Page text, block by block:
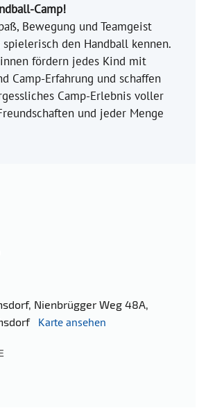
Camp!
Bewegung und Teamgeist
den Handball kennen.
fördern jedes Kind mit
Camp-Erfahrung und schaffen
Camp-Erlebnis voller
und jeder Menge
Nienbrügger Weg 48A,
Karte ansehen